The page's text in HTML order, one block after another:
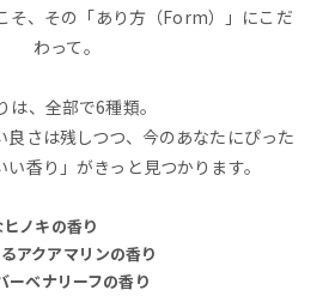
そ、その「あり方（Form）」にこだ
わって。
は、全部で6種類。
良さは残しつつ、今のあなたにぴった
香り」がきっと見つかります。
ノキの香り
アクアマリンの香り
ベナリーフの香り